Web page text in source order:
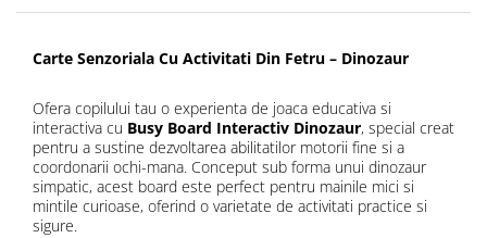
Carte Senzoriala Cu Activitati Din Fetru – Dinozaur
Ofera copilului tau o experienta de joaca educativa si
interactiva cu Busy Board Interactiv Dinozaur, special creat
pentru a sustine dezvoltarea abilitatilor motorii fine si a
coordonarii ochi-mana. Conceput sub forma unui dinozaur
simpatic, acest board este perfect pentru mainile mici si
mintile curioase, oferind o varietate de activitati practice si
sigure.